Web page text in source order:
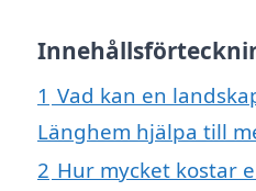
1 Vad kan en
Länghem hjälpa till
2 Hur mycket kostar